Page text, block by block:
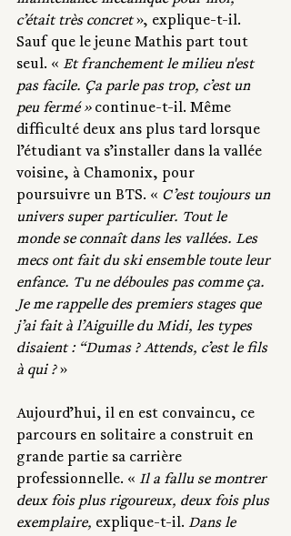
c’était très concret », explique-t-il.
Sauf que le jeune Mathis part tout
seul. « Et franchement le milieu n'est
pas facile. Ça parle pas trop, c’est un
peu fermé » continue-t-il. Même
difficulté deux ans plus tard lorsque
l’étudiant va s’installer dans la vallée
voisine, à Chamonix, pour
poursuivre un BTS. « C’est toujours un
univers super particulier. Tout le
monde se connaît dans les vallées. Les
mecs ont fait du ski ensemble toute leur
enfance. Tu ne déboules pas comme ça.
Je me rappelle des premiers stages que
j’ai fait à l’Aiguille du Midi, les types
disaient : “Dumas ? Attends, c’est le fils
à qui ? »
Aujourd’hui, il en est convaincu, ce
parcours en solitaire a construit en
grande partie sa carrière
professionnelle. « Il a fallu se montrer
deux fois plus rigoureux, deux fois plus
exemplaire, explique-t-il. Dans le